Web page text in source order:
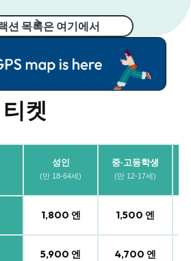
션 목록은 여기에서
티켓
성인
(만 18-64세)
중·고등학생
(만 12-17세)
1,800 엔 1,500 엔
5,900 엔 4,700 엔